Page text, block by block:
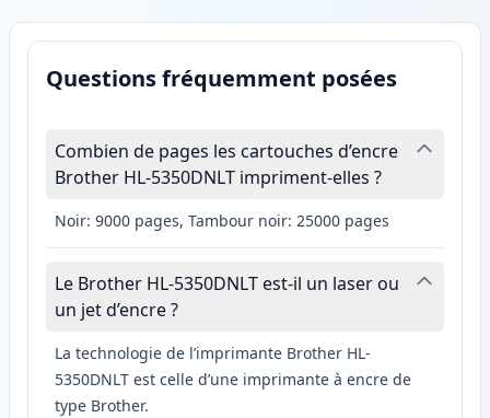
Questions fréquemment posées
Combien de pages les cartouches d’encre
Brother HL-5350DNLT impriment-elles ?
Noir: 9000 pages, Tambour noir: 25000 pages
Le Brother HL-5350DNLT est-il un laser ou
un jet d’encre ?
La technologie de l’imprimante Brother HL-
5350DNLT est celle d’une imprimante à encre de
type Brother.